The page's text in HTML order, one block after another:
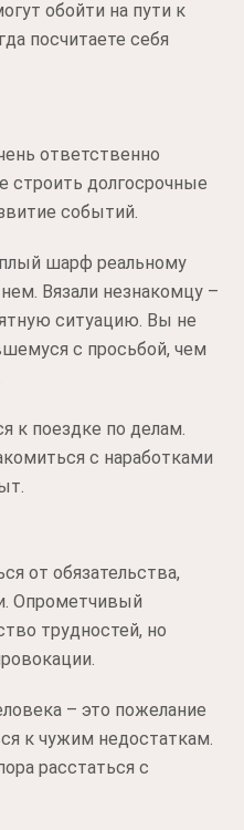
обойти на пути к
посчитаете себя
ответственно
строить долгосрочные
событий.
шарф реальному
Вязали незнакомцу –
ситуацию. Вы не
с просьбой, чем
к поездке по делам.
с наработками
от обязательства,
Опрометчивый
трудностей, но
– это пожелание
к чужим недостаткам.
расстаться с